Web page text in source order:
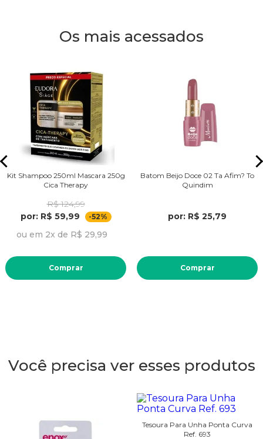
Os mais acessados
Kit Shampoo 250ml Mascara 250g
Cica Therapy
R$ 124,99
por: R$ 59,99
-52%
ou em 2x de R$ 29,99
Comprar
Batom Beijo Doce 02 Ta Afim? To
Quindim
por: R$ 25,79
Comprar
Você precisa ver esses produtos
Tesoura Para Unha Ponta Curva
Ref. 693